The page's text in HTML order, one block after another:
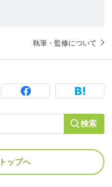
執筆・監修について
検索
ップへ